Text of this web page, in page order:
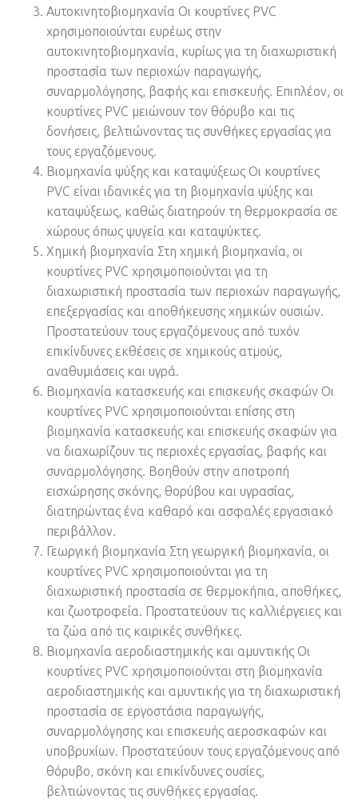
Αυτοκινητοβιομηχανία Οι κουρτίνες PVC
χρησιμοποιούνται ευρέως στην
αυτοκινητοβιομηχανία, κυρίως για τη διαχωριστική
προστασία των περιοχών παραγωγής,
συναρμολόγησης, βαφής και επισκευής. Επιπλέον, οι
κουρτίνες PVC μειώνουν τον θόρυβο και τις
δονήσεις, βελτιώνοντας τις συνθήκες εργασίας για
τους εργαζόμενους.
Βιομηχανία ψύξης και καταψύξεως Οι κουρτίνες
PVC είναι ιδανικές για τη βιομηχανία ψύξης και
καταψύξεως, καθώς διατηρούν τη θερμοκρασία σε
χώρους όπως ψυγεία και καταψύκτες.
Χημική βιομηχανία Στη χημική βιομηχανία, οι
κουρτίνες PVC χρησιμοποιούνται για τη
διαχωριστική προστασία των περιοχών παραγωγής,
επεξεργασίας και αποθήκευσης χημικών ουσιών.
Προστατεύουν τους εργαζόμενους από τυχόν
επικίνδυνες εκθέσεις σε χημικούς ατμούς,
αναθυμιάσεις και υγρά.
Βιομηχανία κατασκευής και επισκευής σκαφών Οι
κουρτίνες PVC χρησιμοποιούνται επίσης στη
βιομηχανία κατασκευής και επισκευής σκαφών για
να διαχωρίζουν τις περιοχές εργασίας, βαφής και
συναρμολόγησης. Βοηθούν στην αποτροπή
εισχώρησης σκόνης, θορύβου και υγρασίας,
διατηρώντας ένα καθαρό και ασφαλές εργασιακό
περιβάλλον.
Γεωργική βιομηχανία Στη γεωργική βιομηχανία, οι
κουρτίνες PVC χρησιμοποιούνται για τη
διαχωριστική προστασία σε θερμοκήπια, αποθήκες,
και ζωοτροφεία. Προστατεύουν τις καλλιέργειες και
τα ζώα από τις καιρικές συνθήκες.
Βιομηχανία αεροδιαστημικής και αμυντικής Οι
κουρτίνες PVC χρησιμοποιούνται στη βιομηχανία
αεροδιαστημικής και αμυντικής για τη διαχωριστική
προστασία σε εργοστάσια παραγωγής,
συναρμολόγησης και επισκευής αεροσκαφών και
υποβρυχίων. Προστατεύουν τους εργαζόμενους από
θόρυβο, σκόνη και επικίνδυνες ουσίες,
βελτιώνοντας τις συνθήκες εργασίας.